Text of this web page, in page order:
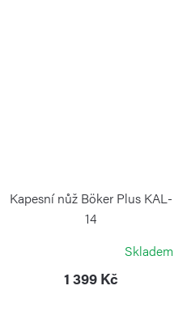
Kapesní nůž Böker Plus KAL-
14
Skladem
1 399 Kč